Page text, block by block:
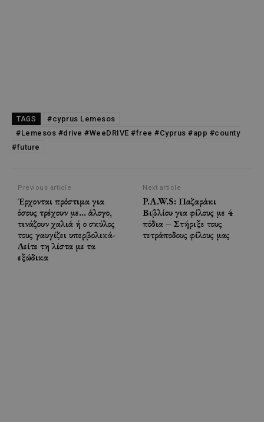
TAGS
#cyprus Lemesos
#Lemesos #drive #WeeDRIVE #free #Cyprus #app #county
#future
Previous article
Έρχονται πρόστιμα για
όσους τρέχουν με… άλογο,
τινάζουν χαλιά ή ο σκύλος
τους γαυγίζει υπερβολικά-
Δείτε τη λίστα με τα
εξώδικα
Next article
P.A.W.S: Παζαράκι
Βιβλίου για φίλους με 4
πόδια – Στήριξε τους
τετράποδους φίλους μας